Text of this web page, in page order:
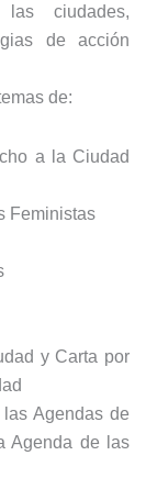
ciudades,
de acción
de:
a la Ciudad
Feministas
y Carta por
Agendas de
Agenda de las